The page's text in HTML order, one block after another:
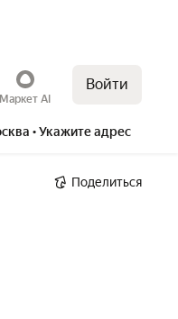
Маркет AI
Войти
• Укажите адрес
Поделиться